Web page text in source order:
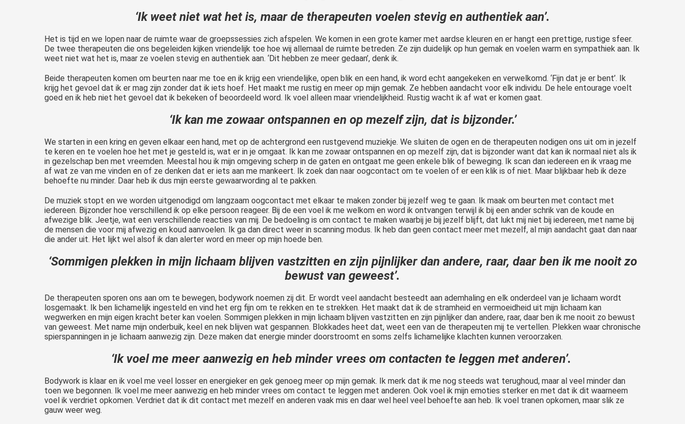
‘Ik weet niet wat het is, maar de therapeuten voelen stevig en authentiek aan’.
Het is tijd en we lopen naar de ruimte waar de groepssessies zich afspelen. We komen in een grote kamer met aardse kleuren en er hangt een prettige, rustige sfeer.
De twee therapeuten die ons begeleiden kijken vriendelijk toe hoe wij allemaal de ruimte betreden. Ze zijn duidelijk op hun gemak en voelen warm en sympathiek aan. Ik
weet niet wat het is, maar ze voelen stevig en authentiek aan. ‘Dit hebben ze meer gedaan’, denk ik.
Beide therapeuten komen om beurten naar me toe en ik krijg een vriendelijke, open blik en een hand, ik word echt aangekeken en verwelkomd. ‘Fijn dat je er bent’. Ik
krijg het gevoel dat ik er mag zijn zonder dat ik iets hoef. Het maakt me rustig en meer op mijn gemak. Ze hebben aandacht voor elk individu. De hele entourage voelt
goed en ik heb niet het gevoel dat ik bekeken of beoordeeld word. Ik voel alleen maar vriendelijkheid. Rustig wacht ik af wat er komen gaat.
‘Ik kan me zowaar ontspannen en op mezelf zijn, dat is bijzonder.’
We starten in een kring en geven elkaar een hand, met op de achtergrond een rustgevend muziekje. We sluiten de ogen en de therapeuten nodigen ons uit om in jezelf
te keren en te voelen hoe het met je gesteld is, wat er in je omgaat. Ik kan me zowaar ontspannen en op mezelf zijn, dat is bijzonder want dat kan ik normaal niet als ik
in gezelschap ben met vreemden. Meestal hou ik mijn omgeving scherp in de gaten en ontgaat me geen enkele blik of beweging. Ik scan dan iedereen en ik vraag me
af wat ze van me vinden en of ze denken dat er iets aan me mankeert. Ik zoek dan naar oogcontact om te voelen of er een klik is of niet. Maar blijkbaar heb ik deze
behoefte nu minder. Daar heb ik dus mijn eerste gewaarwording al te pakken.
De muziek stopt en we worden uitgenodigd om langzaam oogcontact met elkaar te maken zonder bij jezelf weg te gaan. Ik maak om beurten met contact met
iedereen. Bijzonder hoe verschillend ik op elke persoon reageer. Bij de een voel ik me welkom en word ik ontvangen terwijl ik bij een ander schrik van de koude en
afwezige blik. Jeetje, wat een verschillende reacties van mij. De bedoeling is om contact te maken waarbij je bij jezelf blijft, dat lukt mij niet bij iedereen, met name bij
de mensen die voor mij afwezig en koud aanvoelen. Ik ga dan direct weer in scanning modus. Ik heb dan geen contact meer met mezelf, al mijn aandacht gaat dan naar
die ander uit. Het lijkt wel alsof ik dan alerter word en meer op mijn hoede ben.
‘Sommigen plekken in mijn lichaam blijven vastzitten en zijn pijnlijker dan andere, raar, daar ben ik me nooit zo
bewust van geweest’.
De therapeuten sporen ons aan om te bewegen, bodywork noemen zij dit. Er wordt veel aandacht besteedt aan ademhaling en elk onderdeel van je lichaam wordt
losgemaakt. Ik ben lichamelijk ingesteld en vind het erg fijn om te rekken en te strekken. Het maakt dat ik de stramheid en vermoeidheid uit mijn lichaam kan
wegwerken en mijn eigen kracht beter kan voelen. Sommigen plekken in mijn lichaam blijven vastzitten en zijn pijnlijker dan andere, raar, daar ben ik me nooit zo bewust
van geweest. Met name mijn onderbuik, keel en nek blijven wat gespannen. Blokkades heet dat, weet een van de therapeuten mij te vertellen. Plekken waar chronische
spierspanningen in je lichaam aanwezig zijn. Deze maken dat energie minder doorstroomt en soms zelfs lichamelijke klachten kunnen veroorzaken.
‘Ik voel me meer aanwezig en heb minder vrees om contacten te leggen met anderen’.
Bodywork is klaar en ik voel me veel losser en energieker en gek genoeg meer op mijn gemak. Ik merk dat ik me nog steeds wat terughoud, maar al veel minder dan
toen we begonnen. Ik voel me meer aanwezig en heb minder vrees om contact te leggen met anderen. Ook voel ik mijn emoties sterker en met dat ik dit waarneem
voel ik verdriet opkomen. Verdriet dat ik dit contact met mezelf en anderen vaak mis en daar wel heel veel behoefte aan heb. Ik voel tranen opkomen, maar slik ze
gauw weer weg.